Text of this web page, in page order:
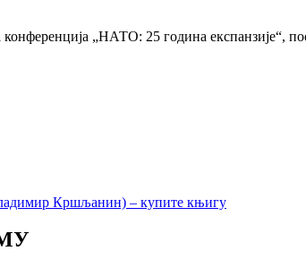
„НАТО: 25 година експанзије“,